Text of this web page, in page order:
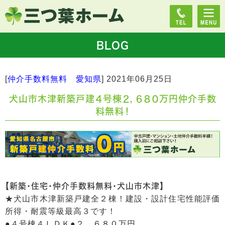
BLOG
[仲介手数料無料 愛知県] 2021年06月25日
犬山市木津新築戸建４号棟２，６８０万円仲介手数
料無料！
【新築・住宅・仲介手数料無料・犬山市木津】
★犬山市木津新築戸建全２棟！建設・設計住宅性能評価
所得・耐震等級最高３です！